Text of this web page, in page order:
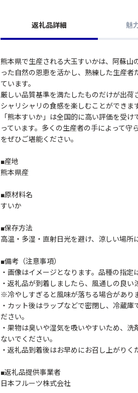
返礼品詳細 魅
熊本県で生産される大玉すいかは、阿蘇山
った自然の恩恵を活かし、熟練した生産
ています。
厳しい品質基準を満たしたものだけが出荷
シャリシャリの食感を楽しむことができま
「熊本すいか」は全国的に高い評価を受
っています。多くの生産者の手によって守
をぜひご堪能ください。
■産地
熊本県産
■原材料名
すいか
■保存方法
高温・多湿・直射日光を避け、涼しい場所
■備考（注意事項）
・画像はイメージとなります。品種の指定
・返礼品が到着しましたら、風通しの良い
※冷やしすぎると風味が落ちる場合があり
・カット後はラップなどで密閉し、冷蔵
ださい。
・果物は臭いや湿気を吸いやすいため、
ないでください。
・返礼品到着後はお早めにお召し上がりく
■返礼品提供事業者
日本フルーツ株式会社